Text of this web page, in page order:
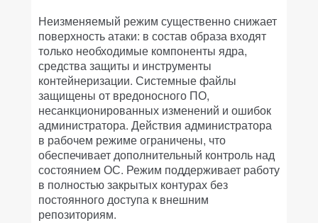
Неизменяемый режим существенно снижает
поверхность атаки: в состав образа входят
только необходимые компоненты ядра,
средства защиты и инструменты
контейнеризации. Системные файлы
защищены от вредоносного ПО,
несанкционированных изменений и ошибок
администратора. Действия администратора
в рабочем режиме ограничены, что
обеспечивает дополнительный контроль над
состоянием ОС. Режим поддерживает работу
в полностью закрытых контурах без
постоянного доступа к внешним
репозиториям.